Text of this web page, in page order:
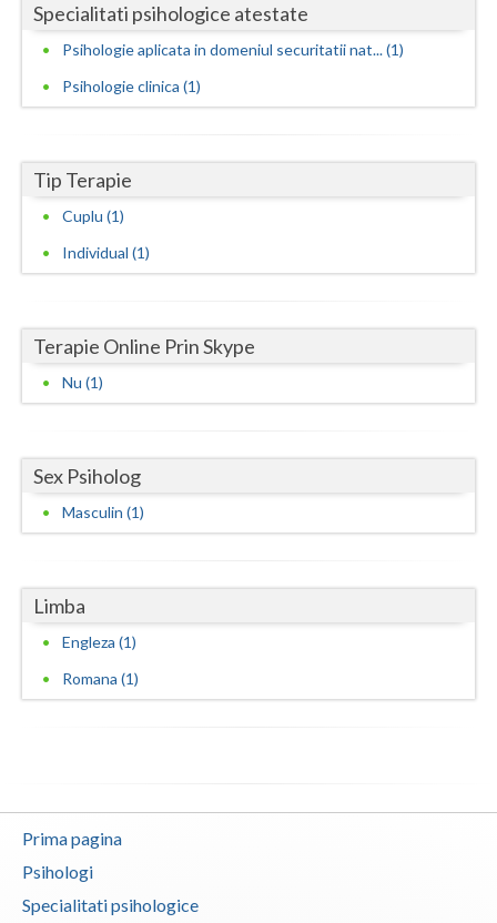
Iasi
Ilfov
Maramures
Mures
Olt
Prahova
Salaj
Sibiu
Suceava
Timis
Tulcea
Valcea
Specialitati psihologice atestate
Psihologie aplicata in domeniul securitatii nat... (1)
Psihologie clinica (1)
Tip Terapie
Cuplu (1)
Individual (1)
Terapie Online Prin Skype
Nu (1)
Sex Psiholog
Masculin (1)
Limba
Engleza (1)
Romana (1)
Prima pagina
Psihologi
Specialitati psihologice